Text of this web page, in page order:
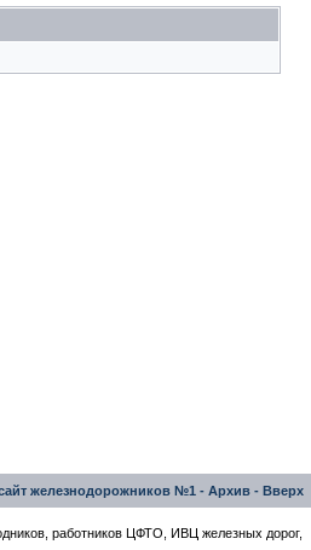
железнодорожников №1 - Архив - Вверх
работников ЦФТО, ИВЦ железных дорог,